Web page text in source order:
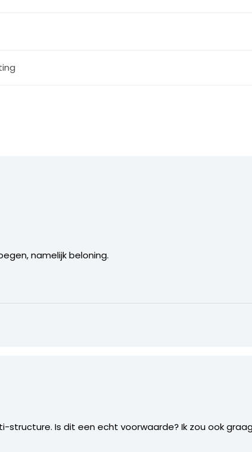
namelijk beloning.
structure. Is dit een echt voorwaarde? Ik zou ook